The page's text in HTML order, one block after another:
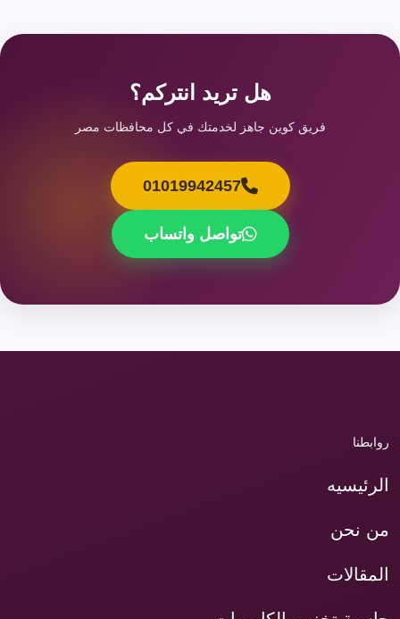
هل تريد انتركم؟
فريق كوين جاهز لخدمتك في كل محافظات مصر
01019942457
تواصل واتساب
روابطنا
الرئيسيه
من نحن
المقالات